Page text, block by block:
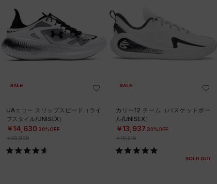
SALE
UAエコー スリップスピード（ライ
フスタイル/UNISEX）
￥14,630 30%OFF
￥20,900
SALE
カリー12 チーム（バスケットボー
ル/UNISEX）
￥13,937 30%OFF
￥19,910
SOLD OUT